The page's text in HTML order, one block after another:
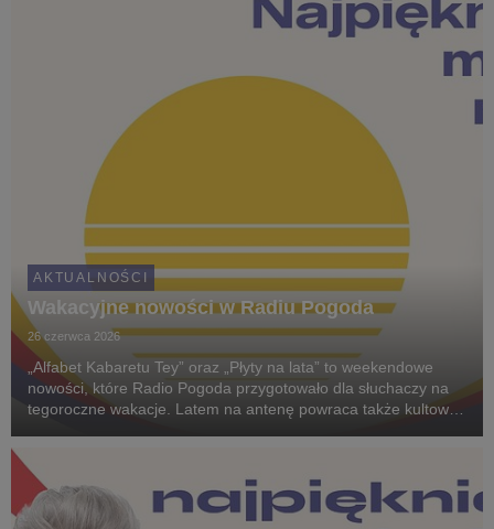
AKTUALNOŚCI
Wakacyjne nowości w Radiu Pogoda
26 czerwca 2026
„Alfabet Kabaretu Tey” oraz „Płyty na lata” to weekendowe
nowości, które Radio Pogoda przygotowało dla słuchaczy na
tegoroczne wakacje. Latem na antenę powraca także kultowy